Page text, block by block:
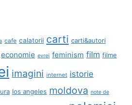
cafe calatorii carti carti&autori
economie evrei feminism film filme
imagini internet istorie
los angeles moldova note de